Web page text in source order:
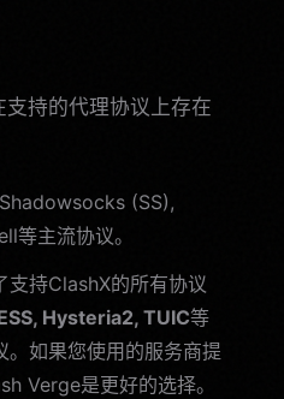
持的代理协议上存在
(SS),
等主流协议。
支持ClashX的所有协议
Hysteria2, TUIC等
。如果您使用的服务商提
Verge是更好的选择。